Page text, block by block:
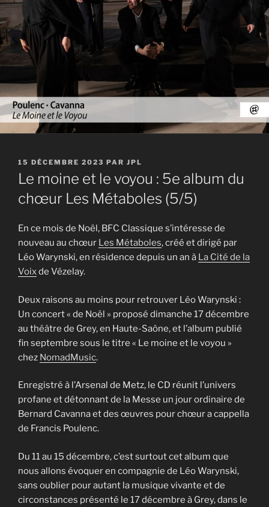
PUBLIÉ
LE
15 DÉCEMBRE 2023 PAR JPL
Le moine et le voyou : 5e album du
chœur Les Métaboles (5/5)
En ce mois de Noël, BFC Classique s’intéresse de
nouveau au chœur Les Métaboles, créé et dirigé par
Léo Warynski, en résidence depuis un an à La Cité de la
Voixde Vézelay.
Deux raisons au moins pour retrouver Léo Warynski :
Un concert « de Noël » proposé dimanche 17 décembre
au théâtre de Grey, en Haute-Saône, et l’album publié
fin septembre sous le titre « Le moine et le voyou »
chez NomadMusic.
Enregistré à l’Arsenal de Metz, le CD réunit l’univers
profane et détonnant de la Messe un jour ordinaire de
Bernard Cavanna et des œuvres pour chœur a cappella
de Francis Poulenc.
Du 11 au 15 décembre, c’est surtout cet album que
nous allons évoquer en compagnie de Léo Warynski,
sans oublier pour autant la musique vivante et de
circonstances présenté le 17 décembre à Grey, dans le